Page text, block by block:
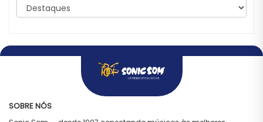
SOBRE NÓS